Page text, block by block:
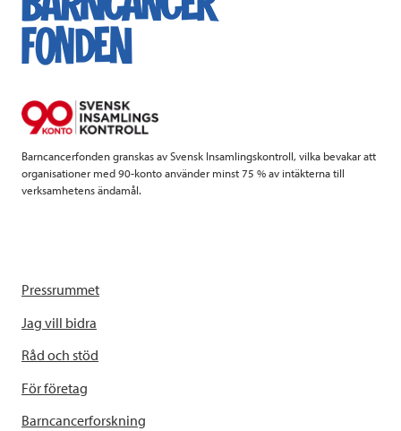
Barncancerfonden granskas av Svensk Insamlingskontroll, vilka bevakar att
organisationer med 90-konto använder minst 75 % av intäkterna till
verksamhetens ändamål.
Pressrummet
Jag vill bidra
Råd och stöd
För företag
Barncancerforskning